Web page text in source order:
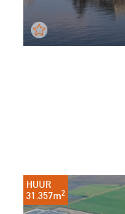
HUUR
31.357m2